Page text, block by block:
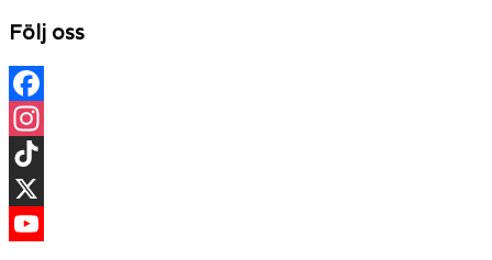
Följ oss
Facebook
Instagram
TikTok
X